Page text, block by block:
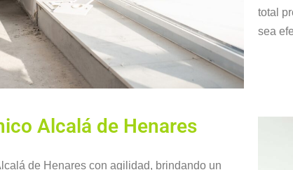
total
sea
Alcalá de Henares
de Henares con agilidad, brindando un